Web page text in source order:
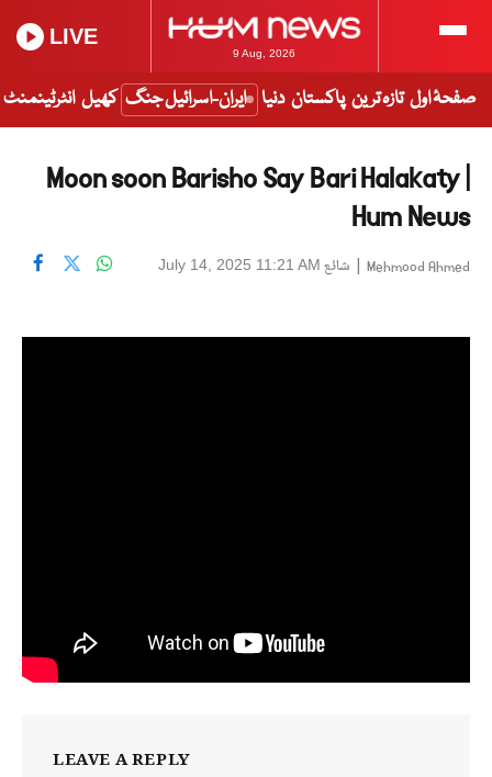
9 Aug, 2026
LIVE
صفحۂ اول تازہ ترین پاکستان دنیا ایران-اسرائیل جنگ کھیل انٹرٹینمنٹ
Moon soon Barisho Say Bari Halakaty |
Hum News
Mehmood Ahmed
| شائع July 14, 2025 11:21 AM
LEAVE A REPLY